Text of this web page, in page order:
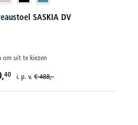
abklappbarer Platte
om uit te kiezen
€ 332, 10